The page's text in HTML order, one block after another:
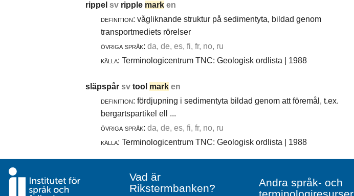
rippel sv ripple mark en
definition: vågliknande struktur på sedimentyta, bildad genom
transportmediets rörelser
övriga språk: da, de, es, fi, fr, no, ru
källa: Terminologicentrum TNC: Geologisk ordlista | 1988
släpspår sv tool mark en
definition: fördjupning i sedimentyta bildad genom att föremål, t.ex.
bergartspartikel ell ...
övriga språk: da, de, es, fi, fr, no, ru
källa: Terminologicentrum TNC: Geologisk ordlista | 1988
Vad är
Rikstermbanken?
Andra språk- och